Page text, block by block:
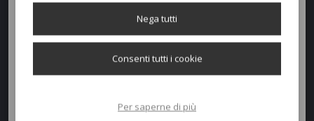
Larghezza:70cm
64cm
Nega tutti
Consenti tutti i cookie
Per saperne di più